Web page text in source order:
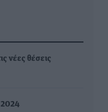
νέες θέσεις
2024